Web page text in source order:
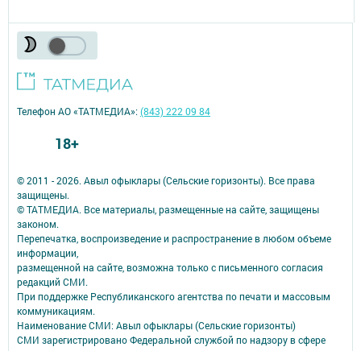
© 2011 - 2026. Авыл офыклары (Сельские горизонты). Все права
защищены.
© ТАТМЕДИА. Все материалы, размещенные на сайте, защищены
законом.
Перепечатка, воспроизведение и распространение в любом объеме
информации,
размещенной на сайте, возможна только с письменного согласия
редакций СМИ.
При поддержке Республиканского агентства по печати и массовым
коммуникациям.
Наименование СМИ: Авыл офыклары (Сельские горизонты)
СМИ зарегистрировано Федеральной службой по надзору в сфере
Телефон АО «ТАТМЕДИА»:(843) 222 09 84
18+